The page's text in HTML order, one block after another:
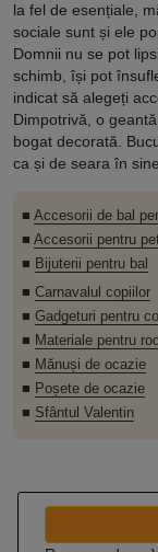
la fel de esențiale,
sociale sunt și ele
Domnii nu se pot
schimb, își pot
indicat să alegeți
Dimpotrivă, o
bogat decorată.
ca și de seara în
■ Accesorii de bal
■ Accesorii pentru
■ Bijuterii pentru bal
■ Carnavalul copiilor
■ Gadgeturi pentru
■ Materiale pentru
■ Mănuși de ocazie
■ Poșete de ocazie
■ Sfântul Valentin